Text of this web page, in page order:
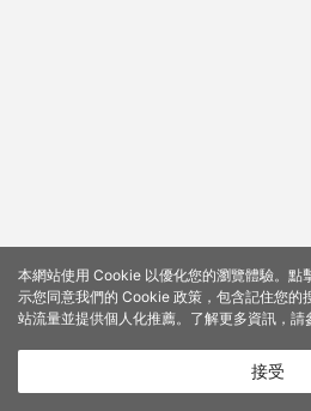
本網站使用 Cookie 以優化您的瀏覽體驗。點
示您同意我們的 Cookie 政策，包含記住您的
站流量並提供個人化推薦。了解更多資訊，請
接受